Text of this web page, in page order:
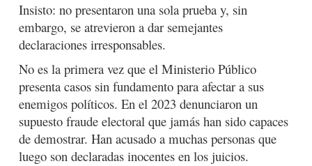
Insisto: no presentaron una sola prueba y, sin
embargo, se atrevieron a dar semejantes
declaraciones irresponsables.
No es la primera vez que el Ministerio Público
presenta casos sin fundamento para afectar a sus
enemigos políticos. En el 2023 denunciaron un
supuesto fraude electoral que jamás han sido capaces
de demostrar. Han acusado a muchas personas que
luego son declaradas inocentes en los juicios.